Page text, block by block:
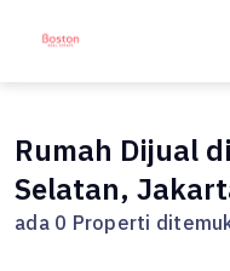
Rumah Dijual
Selatan,
ada 0 Properti